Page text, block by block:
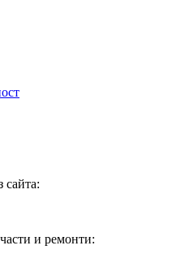
сайта:
и ремонти: